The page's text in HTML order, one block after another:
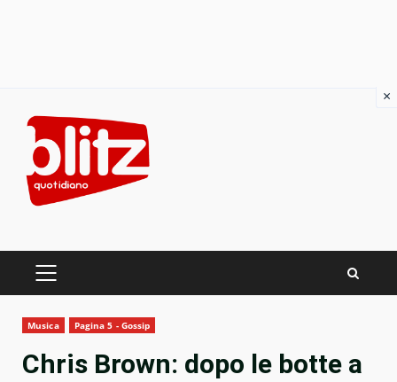
content
PRIMARY
Musica Pagina 5 - Gossip
Chris Brown: dopo le botte a
×